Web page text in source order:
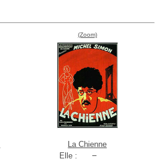
(Zoom)
La Chienne
Elle :